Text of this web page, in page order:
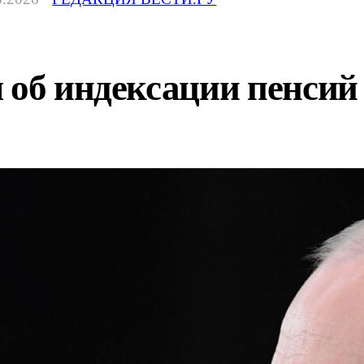
индексации пенсий